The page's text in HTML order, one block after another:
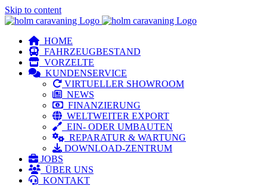
Skip to content
HOME
FAHRZEUGBESTAND
VORZELTE
KUNDENSERVICE
VIRTUELLER SHOWROOM
NEWS
FINANZIERUNG
WELTWEITER EXPORT
EIN- ODER UMBAUTEN
REPARATUR & WARTUNG
DOWNLOAD-ZENTRUM
JOBS
ÜBER UNS
KONTAKT